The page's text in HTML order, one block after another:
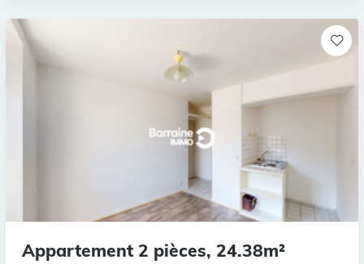
Appartement 2 pièces, 24.38m²